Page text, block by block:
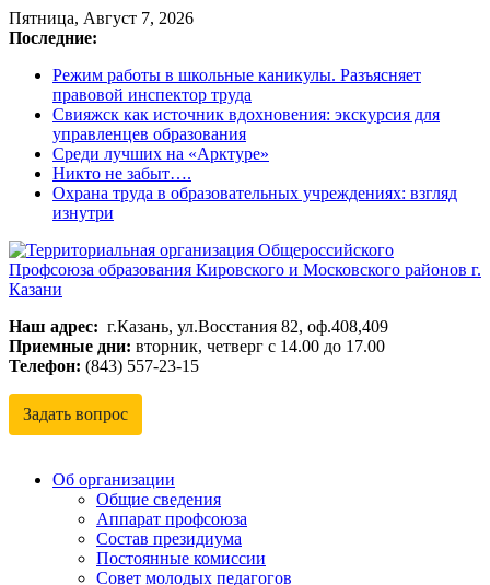
Пятница, Август 7, 2026
Последние:
Режим работы в школьные каникулы. Разъясняет
правовой инспектор труда
Свияжск как источник вдохновения: экскурсия для
управленцев образования
Среди лучших на «Арктуре»
Никто не забыт….
Охрана труда в образовательных учреждениях: взгляд
изнутри
Территориальная
организация
Общероссийского
Профсоюза
образования
Московского
районов
Казани
Наш адрес: г.Казань, ул.Восстания 82, оф.408,409
Приемные дни: вторник, четверг с 14.00 до 17.00
Телефон: (843) 557-23-15
Задать вопрос
Об организации
Общие сведения
Аппарат профсоюза
Состав президиума
Постоянные комиссии
Совет молодых педагогов